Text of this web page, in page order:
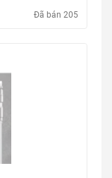
Đã bán 205